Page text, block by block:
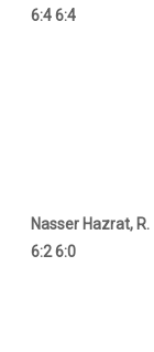
6:4 6:4
Nasser Hazrat, R.
6:2 6:0